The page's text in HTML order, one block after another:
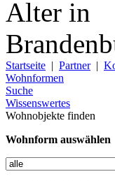
Startseite | Partner|
Wohnformen
Suche
Wissenswertes
Wohnobjekte finden
Wohnform auswählen